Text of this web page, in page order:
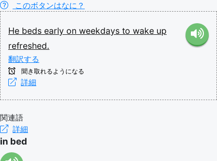
このボタンはなに？
He beds early on weekdays to wake up
refreshed.
翻訳する
聞き取れるようになる
詳細
関連語
詳細
in bed